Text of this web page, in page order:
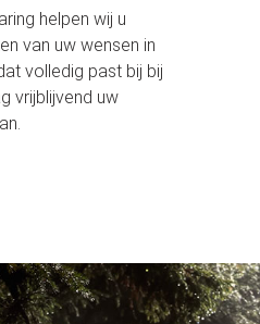
helpen wij u
van uw wensen in
volledig past bij bij
vrijblijvend uw